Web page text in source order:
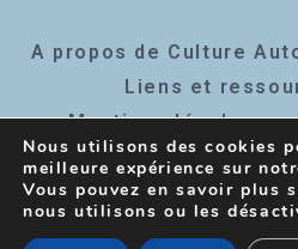
A propos de Culture
Liens et
Mentions légales
Inscription
© 2026 Culture Auto -
Nous utilisons des cookies
meilleure expérience sur
Vous pouvez en savoir plus
nous utilisons ou les